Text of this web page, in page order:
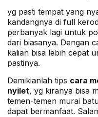
yg pasti tempat yang
kandangnya di full
perbanyak lagi untuk
dari biasanya. Dengan
kalian bisa lebih cepat
pastinya.
Demikianlah tips cara
nyilet, yg kiranya bisa
temen-temen murai
dapat bermanfaat.